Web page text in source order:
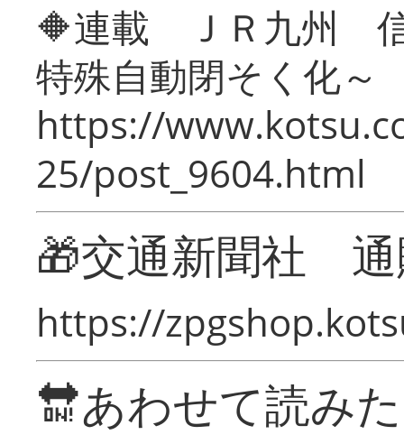
🔶連載 ＪＲ九州 信
特殊自動閉そく化～
https://
25/post_9604.html
🎁交通新聞社
https://
🔛あわせて読み